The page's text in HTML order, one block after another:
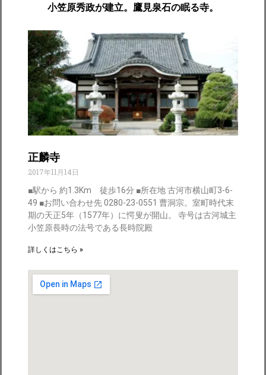
小笠原秀政が建立。鷹見泉石の眠る寺。
正麟寺
2017年11月14日
■駅から 約1.3Km 徒歩16分 ■所在地 古河市横山町3-6-
49 ■お問い合わせ先 0280-23-0551 曹洞宗。室町時代末
期の天正5年（1577年）に愕叟が開山。 寺号は古河城主
小笠原長時の法号である長時院殿
詳しくはこちら »